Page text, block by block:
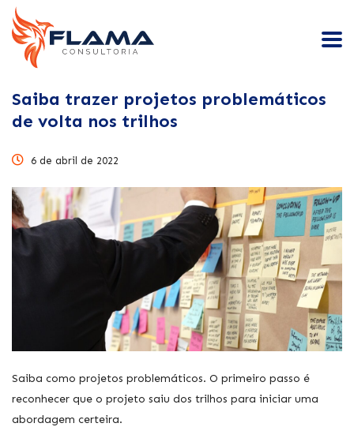
Saiba trazer projetos problemáticos
de volta nos trilhos
6 de abril de 2022
Saiba como projetos problemáticos. O primeiro passo é
reconhecer que o projeto saiu dos trilhos para iniciar uma
abordagem certeira.